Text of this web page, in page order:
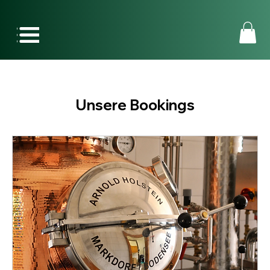
Unsere Bookings